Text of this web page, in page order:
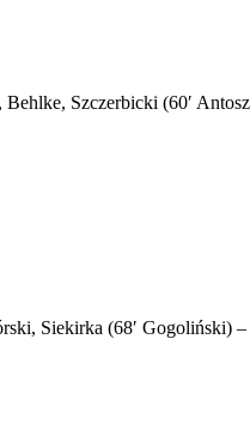
Szczerbicki (60′
Siekirka (68′ Gogoliński)